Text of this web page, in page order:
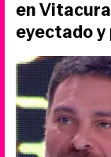
en
eyectado